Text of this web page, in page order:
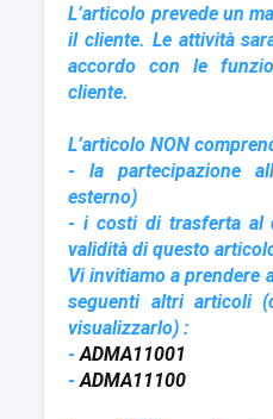
L’articolo prevede un
il cliente. Le attività
accordo con le
cliente.
L’articolo NON
- la partecipazione
esterno)
- i costi di trasferta al
validità di questo
Vi invitiamo a prendere
seguenti altri articoli
visualizzarlo) :
-ADMA11001
-ADMA11100